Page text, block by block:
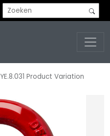
YE.8.031 Product Variation